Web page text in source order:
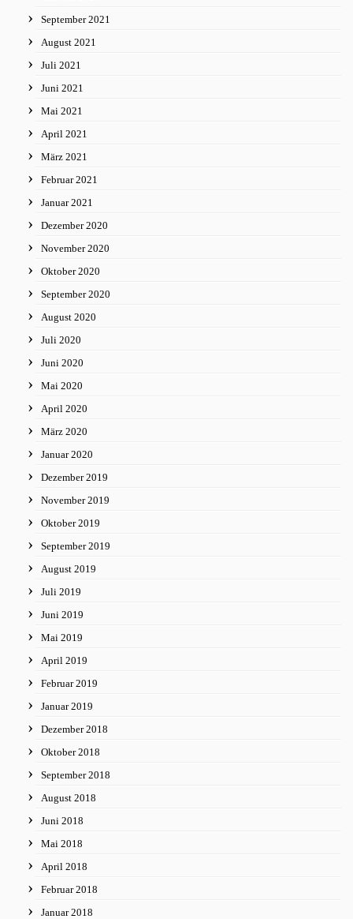
September 2021
August 2021
Juli 2021
Juni 2021
Mai 2021
April 2021
März 2021
Februar 2021
Januar 2021
Dezember 2020
November 2020
Oktober 2020
September 2020
August 2020
Juli 2020
Juni 2020
Mai 2020
April 2020
März 2020
Januar 2020
Dezember 2019
November 2019
Oktober 2019
September 2019
August 2019
Juli 2019
Juni 2019
Mai 2019
April 2019
Februar 2019
Januar 2019
Dezember 2018
Oktober 2018
September 2018
August 2018
Juni 2018
Mai 2018
April 2018
Februar 2018
Januar 2018